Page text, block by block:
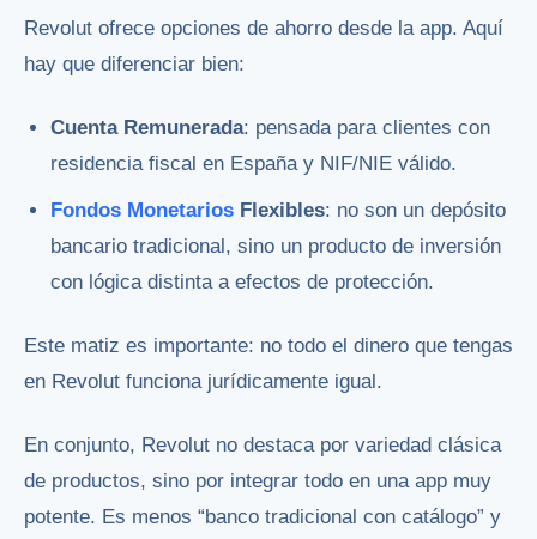
Revolut ofrece opciones de ahorro desde la app. Aquí
hay que diferenciar bien:
Cuenta Remunerada: pensada para clientes con
residencia fiscal en España y NIF/NIE válido.
Fondos Monetarios Flexibles: no son un depósito
bancario tradicional, sino un producto de inversión
con lógica distinta a efectos de protección.
Este matiz es importante: no todo el dinero que tengas
en Revolut funciona jurídicamente igual.
En conjunto, Revolut no destaca por variedad clásica
de productos, sino por integrar todo en una app muy
potente. Es menos “banco tradicional con catálogo” y